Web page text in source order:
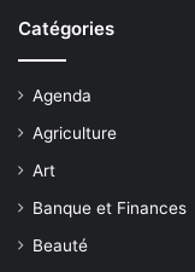
Catégories
Agenda
Agriculture
Art
Banque et Finances
Beauté